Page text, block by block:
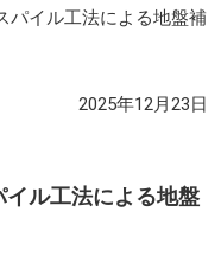
パイル工法による地盤補
2025年12月23日
ル工法による地盤